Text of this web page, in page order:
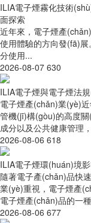
ILIA電子煙霧化技術
面探索
近年來，電子煙產
使用體驗的方向發(fā)
分使用...
2026-08-07 630
ILIA電子煙與電子煙法
電子煙產(chǎn)業(yè)
管機(jī)構(gòu)的高度
成分以及公共健康管理
2026-08-06 618
ILIA電子煙環(huán)境
隨著電子產(chǎn)品快
業(yè)重視，電子煙產
電子煙產(chǎn)品的一
2026-08-06 677